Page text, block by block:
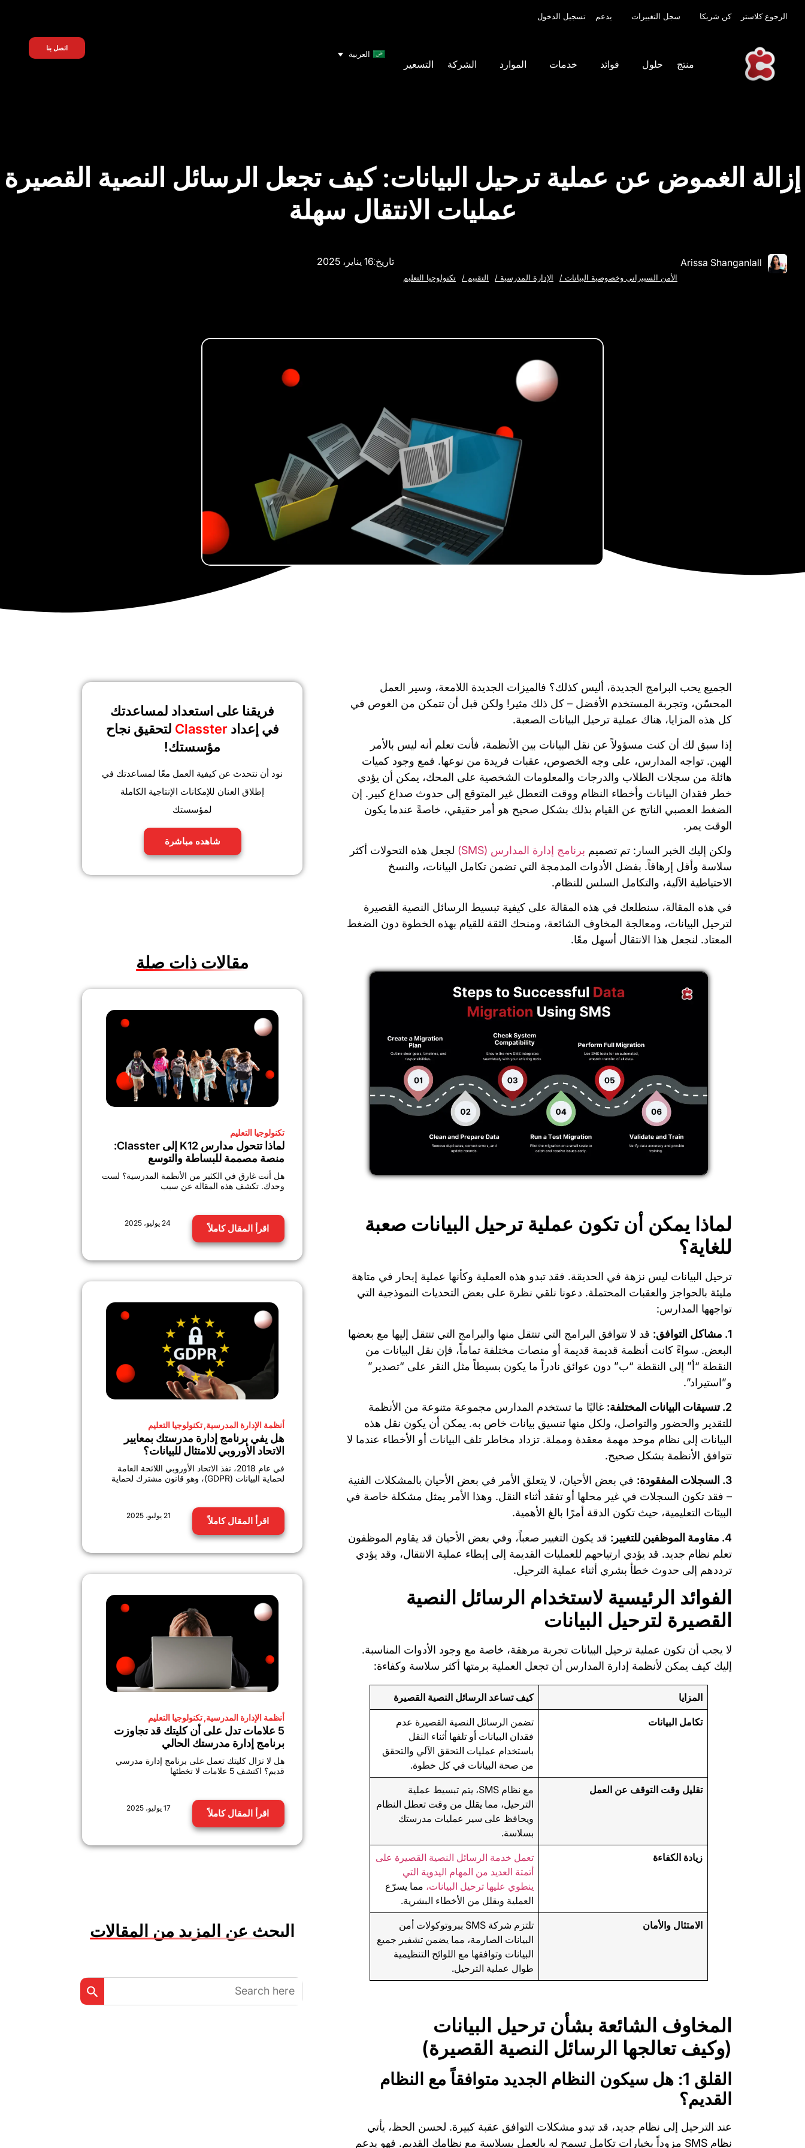
الرجوع كلاستر كن شريكا سجل التغييرات يدعم تسجيل الدخول
منتج حلول فوائد خدمات الموارد الشركة التسعير
العربية
اتصل بنا
إزالة الغموض عن عملية ترحيل البيانات: كيف تجعل الرسائل النصية القصيرة
عمليات الانتقال سهلة
Arissa Shanganlall
الأمن السيبراني وخصوصية البيانات / الإدارة المدرسية / التقييم / تكنولوجيا التعليم
تاريخ:16 يناير، 2025
الجميع يحب البرامج الجديدة، أليس كذلك؟ فالميزات الجديدة اللامعة، وسير العمل
المحسّن، وتجربة المستخدم الأفضل – كل ذلك مثير! ولكن قبل أن تتمكن من الغوص في
كل هذه المزايا، هناك عملية ترحيل البيانات الصعبة.
إذا سبق لك أن كنت مسؤولاً عن نقل البيانات بين الأنظمة، فأنت تعلم أنه ليس بالأمر
الهين. تواجه المدارس، على وجه الخصوص، عقبات فريدة من نوعها. فمع وجود كميات
هائلة من سجلات الطلاب والدرجات والمعلومات الشخصية على المحك، يمكن أن يؤدي
خطر فقدان البيانات وأخطاء النظام ووقت التعطل غير المتوقع إلى حدوث صداع كبير. إن
الضغط العصبي الناتج عن القيام بذلك بشكل صحيح هو أمر حقيقي، خاصةً عندما يكون
الوقت يمر.
ولكن إليك الخبر السار: تم تصميم برنامج إدارة المدارس (SMS)
لجعل هذه التحولات أكثر
سلاسة وأقل إرهاقاً. بفضل الأدوات المدمجة التي تضمن تكامل البيانات، والنسخ
الاحتياطية الآلية، والتكامل السلس للنظام.
في هذه المقالة، سنطلعك في هذه المقالة على كيفية تبسيط الرسائل النصية القصيرة
لترحيل البيانات، ومعالجة المخاوف الشائعة، ومنحك الثقة للقيام بهذه الخطوة دون الضغط
المعتاد. لنجعل هذا الانتقال أسهل معًا.
لماذا يمكن أن تكون عملية ترحيل البيانات صعبة
للغاية؟
ترحيل البيانات ليس نزهة في الحديقة. فقد تبدو هذه العملية وكأنها عملية إبحار في متاهة
مليئة بالحواجز والعقبات المحتملة. دعونا نلقي نظرة على بعض التحديات النموذجية التي
تواجهها المدارس:
1. مشاكل التوافق:
قد لا تتوافق البرامج التي تنتقل منها والبرامج التي تنتقل إليها مع بعضها
البعض. سواءً كانت أنظمة قديمة قديمة أو منصات مختلفة تماماً، فإن نقل البيانات من
النقطة “أ” إلى النقطة “ب” دون عوائق نادراً ما يكون بسيطاً مثل النقر على “تصدير”
و”استيراد”.
2. تنسيقات البيانات المختلفة:
غالبًا ما تستخدم المدارس مجموعة متنوعة من الأنظمة
للتقدير والحضور والتواصل، ولكل منها تنسيق بيانات خاص به. يمكن أن يكون نقل هذه
البيانات إلى نظام موحد مهمة معقدة ومملة. تزداد مخاطر تلف البيانات أو الأخطاء عندما لا
تتوافق الأنظمة بشكل صحيح.
3. السجلات المفقودة:
في بعض الأحيان، لا يتعلق الأمر في بعض الأحيان بالمشكلات الفنية
– فقد تكون السجلات في غير محلها أو تفقد أثناء النقل. وهذا الأمر يمثل مشكلة خاصة في
البيئات التعليمية، حيث تكون الدقة أمرًا بالغ الأهمية.
4. مقاومة الموظفين للتغيير:
قد يكون التغيير صعباً، وفي بعض الأحيان قد يقاوم الموظفون
تعلم نظام جديد. قد يؤدي ارتياحهم للعمليات القديمة إلى إبطاء عملية الانتقال، وقد يؤدي
ترددهم إلى حدوث خطأ بشري أثناء عملية الترحيل.
الفوائد الرئيسية لاستخدام الرسائل النصية
القصيرة لترحيل البيانات
لا يجب أن تكون عملية ترحيل البيانات تجربة مرهقة، خاصة مع وجود الأدوات المناسبة.
إليك كيف يمكن لأنظمة إدارة المدارس أن تجعل العملية برمتها أكثر سلاسة وكفاءة:
المزايا كيف تساعد الرسائل النصية القصيرة
تكامل البيانات
تضمن الرسائل النصية القصيرة عدم
فقدان البيانات أو تلفها أثناء النقل
باستخدام عمليات التحقق الآلي والتحقق
من صحة البيانات في كل خطوة.
تقليل وقت التوقف عن العمل
مع نظام SMS، يتم تبسيط عملية
الترحيل، مما يقلل من وقت تعطل النظام
ويحافظ على سير عمليات مدرستك
بسلاسة.
زيادة الكفاءة
تعمل خدمة الرسائل النصية القصيرة على
أتمتة العديد من المهام اليدوية التي
ينطوي عليها ترحيل البيانات، مما يسرّع
العملية ويقلل من الأخطاء البشرية.
الامتثال والأمان
تلتزم شركة SMS ببروتوكولات أمن
البيانات الصارمة، مما يضمن تشفير جميع
البيانات وتوافقها مع اللوائح التنظيمية
طوال عملية الترحيل.
المخاوف الشائعة بشأن ترحيل البيانات
(وكيف تعالجها الرسائل النصية القصيرة)
القلق 1: هل سيكون النظام الجديد متوافقاً مع النظام
القديم؟
عند الترحيل إلى نظام جديد، قد تبدو مشكلات التوافق عقبة كبيرة. لحسن الحظ، يأتي
نظام SMS مزوداً بخيارات تكامل تسمح له بالعمل بسلاسة مع نظامك القديم. فهو يدعم
فريقنا على استعداد لمساعدتك
في إعدادClasster لتحقيق نجاح
مؤسستك!
نود أن نتحدث عن كيفية العمل معًا لمساعدتك في
إطلاق العنان للإمكانات الإنتاجية الكاملة
لمؤسستك
شاهده مباشرة
مقالات ذات صلة
تكنولوجيا التعليم
لماذا تتحول مدارس K12 إلى Classter:
منصة مصممة للبساطة والتوسع
هل أنت غارق في الكثير من الأنظمة المدرسية؟ لست
وحدك. تكشف هذه المقالة عن سبب
اقرأ المقال كاملاً 24 يوليو، 2025
أنظمة الإدارة المدرسية,تكنولوجيا التعليم
هل يفي برنامج إدارة مدرستك بمعايير
الاتحاد الأوروبي للامتثال للبيانات؟
في عام 2018، نفذ الاتحاد الأوروبي اللائحة العامة
لحماية البيانات (GDPR)، وهو قانون مشترك لحماية
اقرأ المقال كاملاً 21 يوليو، 2025
أنظمة الإدارة المدرسية,تكنولوجيا التعليم
5 علامات تدل على أن كليتك قد تجاوزت
برنامج إدارة مدرستك الحالي
هل لا تزال كليتك تعمل على برنامج إدارة مدرسي
قديم؟ اكتشف 5 علامات لا تخطئها
اقرأ المقال كاملاً 17 يوليو، 2025
البحث عن المزيد من المقالات
Search
for:
Search Button